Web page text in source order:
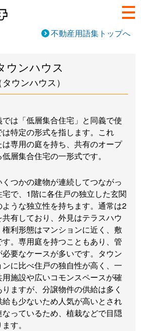
不動産用語集トップへ
ウンハウス
タウンハウス）
は「低層集合住宅」と同義で使
特定の形式を指します。これ
専用の庭を持ち、共有のオープ
層集合住宅の一形式です。
つかの建物が連続してつながっ
で、1階に各住戸の独立した玄関
うな独立性を持ちます。通常は2
有しており、外見はテラスハウ
利形態はマンションに近く、敷
。専用庭を持つこともあり、管
要なケースが多いです。タウン
に比べ住戸の独自性が高く、一
施設や広いコモンスペースが確
ますが、分譲物件の供給は多く
も少ないため人気が高いとされ
っているため、植栽などで目隠
す。